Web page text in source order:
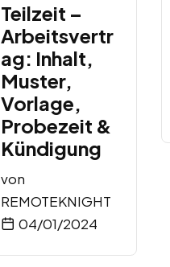
Teilzeit –
Arbeitsvertr
ag: Inhalt,
Muster,
Vorlage,
Probezeit &
Kündigung
von
REMOTEKNIGHT
04/01/2024